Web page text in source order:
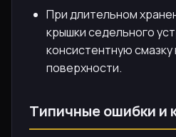
При длительном
крышки седельного
консистентную
поверхности.
Типичные ошибки и